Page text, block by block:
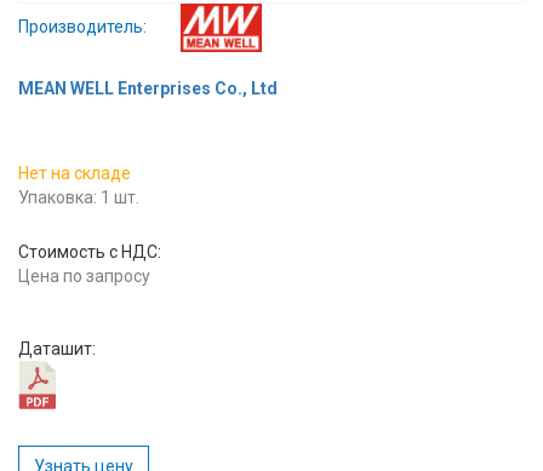
Вход/
авторизация
Контакты
Доставка
Производитель:
MEAN WELL Enterprises Co., Ltd
Нет на складе
Упаковка: 1 шт.
Стоимость с НДС:
Цена по запросу
Даташит:
Узнать цену